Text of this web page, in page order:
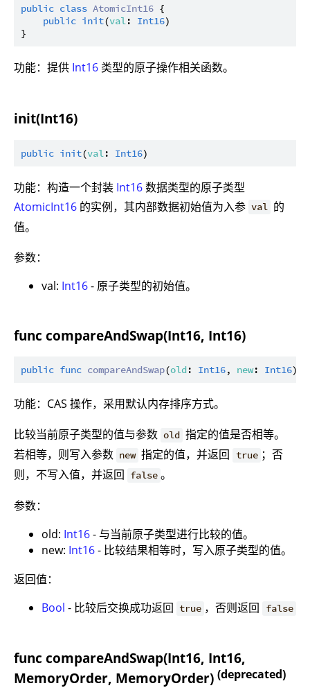
public class AtomicInt16 {
public init(val: Int16)
功能：提供 Int16 类型的原子操作相关函数。
init(Int16)
public init(val: Int16
功能：构造一个封装 Int16数据类型的原子类型
AtomicInt16 的实例，其内部数据初始值为入参 val 的
值。
参数：
val: Int16- 原子类型的初始值。
func compareAndSwap(Int16, Int16)
public func compareAndSwap(old: Int16, new: Int16):
功能：CAS 操作，采用默认内存排序方式。
比较当前原子类型的值与参数 old 指定的值是否相等。
若相等，则写入参数 new 指定的值，并返回 true ；否
则，不写入值，并返回 false 。
参数：
old: Int16- 与当前原子类型进行比较的值。
new: Int16- 比较结果相等时，写入原子类型的值。
返回值：
Bool - 比较后交换成功返回 true ，否则返回 false
func compareAndSwap(Int16, Int16,
MemoryOrder, MemoryOrder) (deprecated)